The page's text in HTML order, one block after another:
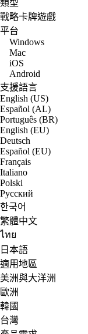
類型
戰略卡牌遊戲
平台
Windows
Mac
iOS
Android
支援語言
English (US)
Español (AL)
Português (BR)
English (EU)
Deutsch
Español (EU)
Français
Italiano
Polski
Русский
한국어
繁體中文
ไทย
日本語
適用地區
美洲與大洋洲
歐洲
韓國
台灣